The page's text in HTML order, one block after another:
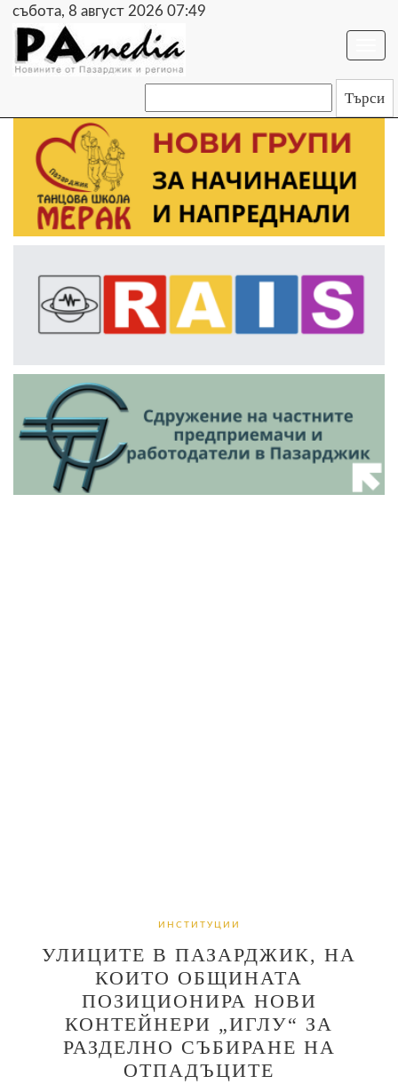
събота, 8 август 2026 07:49
ИНСТИТУЦИИ
УЛИЦИТЕ В ПАЗАРДЖИК, НА
КОИТО ОБЩИНАТА
ПОЗИЦИОНИРА НОВИ
КОНТЕЙНЕРИ „ИГЛУ“ ЗА
РАЗДЕЛНО СЪБИРАНЕ НА
ОТПАДЪЦИТЕ